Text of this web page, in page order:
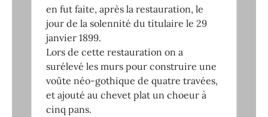
en fut faite, après la restauration, le
jour de la solennité du titulaire le 29
janvier 1899.
Lors de cette restauration on a
surélevé les murs pour construire une
voûte néo-gothique de quatre travées,
et ajouté au chevet plat un choeur à
cinq pans.